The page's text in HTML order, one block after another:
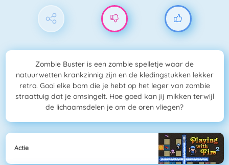
Zombie Buster is een zombie spelletje waar de
natuurwetten krankzinnig zijn en de kledingstukken lekker
retro. Gooi elke bom die je hebt op het leger van zombie
straattuig dat je omsingelt. Hoe goed kan jij mikken terwijl
de lichaamsdelen je om de oren vliegen?
Actie